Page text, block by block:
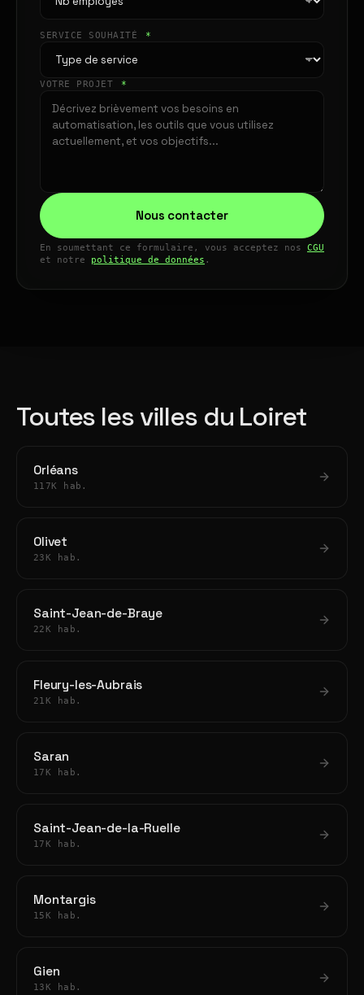
SERVICE SOUHAITÉ *
VOTRE PROJET *
Nous contacter
En soumettant ce formulaire, vous acceptez nos CGU
et notre politique de données .
Toutes les villes du Loiret
Orléans
117K hab.
Olivet
23K hab.
Saint-Jean-de-Braye
22K hab.
Fleury-les-Aubrais
21K hab.
Saran
17K hab.
Saint-Jean-de-la-Ruelle
17K hab.
Montargis
15K hab.
Gien
13K hab.